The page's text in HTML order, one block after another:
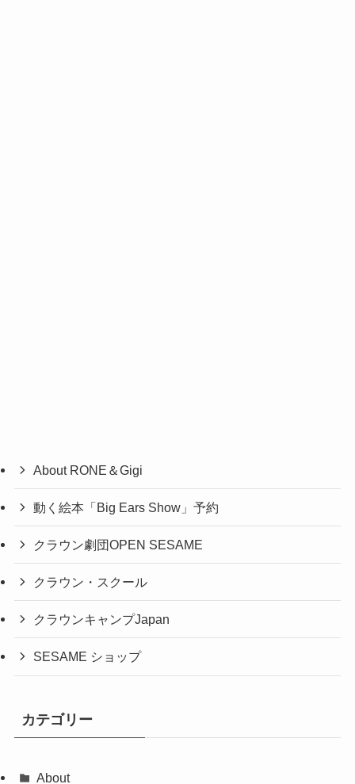
About RONE＆Gigi
動く絵本「Big Ears Show」予約
クラウン劇団OPEN SESAME
クラウン・スクール
クラウンキャンプJapan
SESAME ショップ
カテゴリー
About